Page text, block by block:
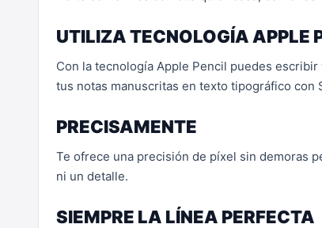
UTILIZA TECNOLOGÍA APPLE
Con la tecnología Apple Pencil puedes
tus notas manuscritas en texto tipográfico con
PRECISAMENTE
Te ofrece una precisión de píxel sin demoras
ni un detalle.
SIEMPRE LA LÍNEA PERFECTA